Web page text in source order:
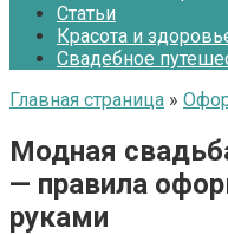
Статьи
Красота и
Свадебное
Главная страница »
Модная
— правила
руками